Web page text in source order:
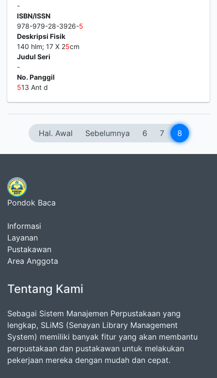
-
ISBN/ISSN
978-979-28-3926-5
Deskripsi Fisik
140 hlm; 17 X 25cm
Judul Seri
-
No. Panggil
513 Ant d
Hal. Awal Sebelumnya 6 7 8
Pondok Baca
Informasi
Layanan
Pustakawan
Area Anggota
Tentang Kami
Sebagai Sistem Manajemen Perpustakaan yang
lengkap, SLiMS (Senayan Library Management
System) memiliki banyak fitur yang akan membantu
perpustakaan dan pustakawan untuk melakukan
pekerjaan mereka dengan mudah dan cepat.